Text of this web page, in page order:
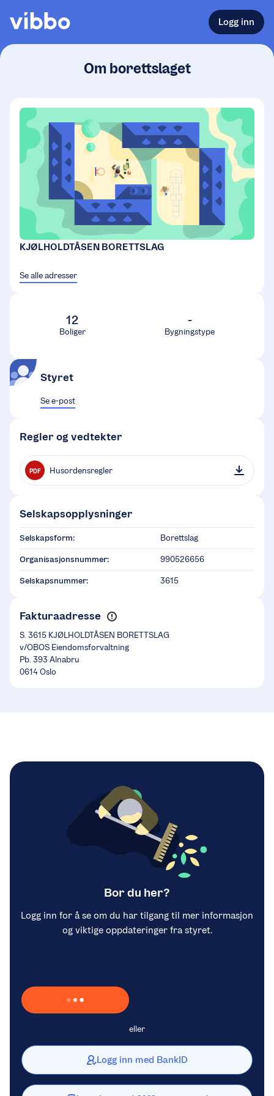
Logg inn
Om borettslaget
KJØLHOLDTÅSEN BORETTSLAG
Se alle adresser
12
Boliger
-
Bygningstype
Styret
Se e-post
Regler og vedtekter
PDF Husordensregler
Selskapsopplysninger
Selskapsform: Borettslag
Organisasjonsnummer: 990526656
Selskapsnummer: 3615
Fakturaadresse
S. 3615 KJØLHOLDTÅSEN BORETTSLAG
v/OBOS Eiendomsforvaltning
Pb. 393 Alnabru
0614 Oslo
Bor du her?
Logg inn for å se om du har tilgang til mer informasjon
og viktige oppdateringer fra styret.
Laster inn Vipps …
eller
Logg inn med BankID